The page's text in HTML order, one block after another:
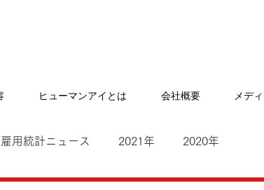
ヒューマンアイとは 会社概要 メデ
雇用統計ニュース 2021年 2020年